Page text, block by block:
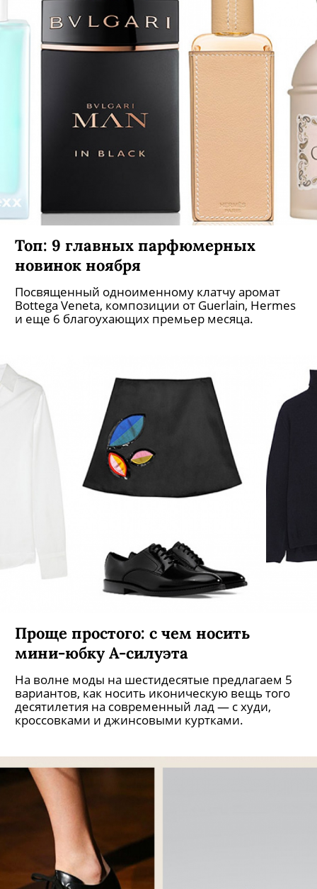
Топ: 9 главных парфюмерных
новинок ноября
Посвященный одноименному клатчу аромат
Bottega Veneta, композиции от Guerlain, Hermes
и еще 6 благоухающих премьер месяца.
Проще простого: с чем носить
мини-юбку А-силуэта
На волне моды на шестидесятые предлагаем 5
вариантов, как носить иконическую вещь того
десятилетия на современный лад — с худи,
кроссовками и джинсовыми куртками.